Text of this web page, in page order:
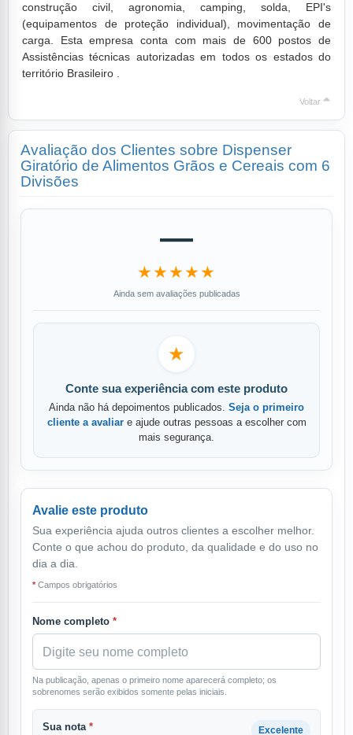
construção civil, agronomia, camping, solda, EPI's
(equipamentos de proteção individual), movimentação de
carga. Esta empresa conta com mais de 600 postos de
Assistências técnicas autorizadas em todos os estados do
território Brasileiro .
Voltar
Avaliação dos Clientes sobre Dispenser
Giratório de Alimentos Grãos e Cereais com 6
Divisões
—
★★★★★
Ainda sem avaliações publicadas
★
Conte sua experiência com este produto
Ainda não há depoimentos publicados. Seja o primeiro
cliente a avaliare ajude outras pessoas a escolher com
mais segurança.
Avalie este produto
Sua experiência ajuda outros clientes a escolher melhor.
Conte o que achou do produto, da qualidade e do uso no
dia a dia.
* Campos obrigatórios
Nome completo *
Na publicação, apenas o primeiro nome aparecerá completo; os
sobrenomes serão exibidos somente pelas iniciais.
Sua nota * Excelente